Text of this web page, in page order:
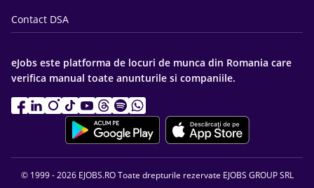
Contact DSA
eJobs este platforma de locuri de munca din Romania care
verifica manual toate anunturile si companiile.
© 1999 - 2026 EJOBS.RO Toate drepturile rezervate EJOBS GROUP SRL